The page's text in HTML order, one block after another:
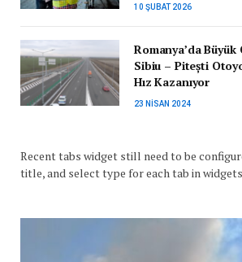
10 ŞUBAT 2026
Romanya’da
Sibiu – Pitești
Hız Kazanıyor
23 NISAN 2024
Recent tabs widget still need to be
title, and select type for each tab in